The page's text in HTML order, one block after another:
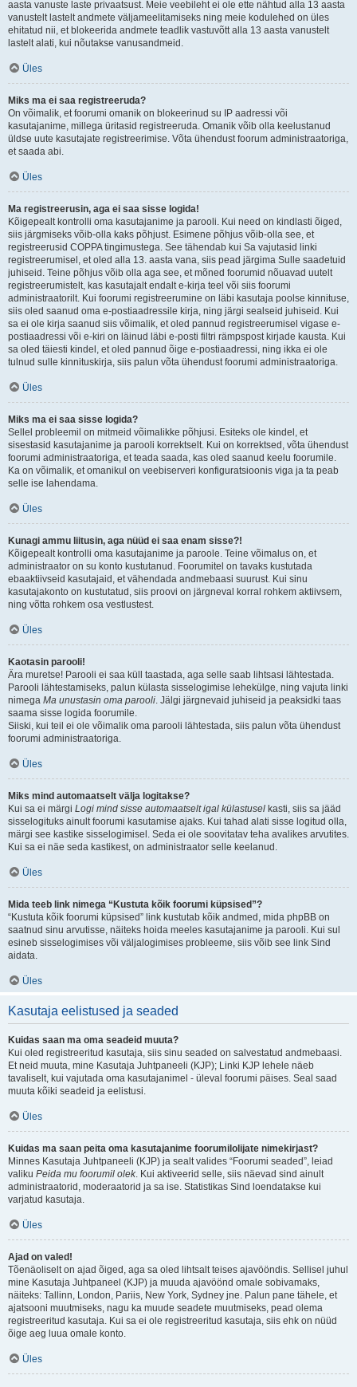
aasta vanuste laste privaatsust. Meie veebileht ei ole ette nähtud alla 13 aasta
vanustelt lastelt andmete väljameelitamiseks ning meie kodulehed on üles
ehitatud nii, et blokeerida andmete teadlik vastuvõtt alla 13 aasta vanustelt
lastelt alati, kui nõutakse vanusandmeid.
Üles
Miks ma ei saa registreeruda?
On võimalik, et foorumi omanik on blokeerinud su IP aadressi või
kasutajanime, millega üritasid registreeruda. Omanik võib olla keelustanud
üldse uute kasutajate registreerimise. Võta ühendust foorum administraatoriga,
et saada abi.
Üles
Ma registreerusin, aga ei saa sisse logida!
Kõigepealt kontrolli oma kasutajanime ja parooli. Kui need on kindlasti õiged,
siis järgmiseks võib-olla kaks põhjust. Esimene põhjus võib-olla see, et
registreerusid COPPA tingimustega. See tähendab kui Sa vajutasid linki
registreerumisel, et oled alla 13. aasta vana, siis pead järgima Sulle saadetuid
juhiseid. Teine põhjus võib olla aga see, et mõned foorumid nõuavad uutelt
registreerumistelt, kas kasutajalt endalt e-kirja teel või siis foorumi
administraatorilt. Kui foorumi registreerumine on läbi kasutaja poolse kinnituse,
siis oled saanud oma e-postiaadressile kirja, ning järgi sealseid juhiseid. Kui
sa ei ole kirja saanud siis võimalik, et oled pannud registreerumisel vigase e-
postiaadressi või e-kiri on läinud läbi e-posti filtri rämpspost kirjade kausta. Kui
sa oled täiesti kindel, et oled pannud õige e-postiaadressi, ning ikka ei ole
tulnud sulle kinnituskirja, siis palun võta ühendust foorumi administraatoriga.
Üles
Miks ma ei saa sisse logida?
Sellel probleemil on mitmeid võimalikke põhjusi. Esiteks ole kindel, et
sisestasid kasutajanime ja parooli korrektselt. Kui on korrektsed, võta ühendust
foorumi administraatoriga, et teada saada, kas oled saanud keelu foorumile.
Ka on võimalik, et omanikul on veebiserveri konfiguratsioonis viga ja ta peab
selle ise lahendama.
Üles
Kunagi ammu liitusin, aga nüüd ei saa enam sisse?!
Kõigepealt kontrolli oma kasutajanime ja paroole. Teine võimalus on, et
administraator on su konto kustutanud. Foorumitel on tavaks kustutada
ebaaktiivseid kasutajaid, et vähendada andmebaasi suurust. Kui sinu
kasutajakonto on kustutatud, siis proovi on järgneval korral rohkem aktiivsem,
ning võtta rohkem osa vestlustest.
Üles
Kaotasin parooli!
Ära muretse! Parooli ei saa küll taastada, aga selle saab lihtsasi lähtestada.
Parooli lähtestamiseks, palun külasta sisselogimise lehekülge, ning vajuta linki
nimega Ma unustasin oma parooli. Jälgi järgnevaid juhiseid ja peaksidki taas
saama sisse logida foorumile.
Siiski, kui teil ei ole võimalik oma parooli lähtestada, siis palun võta ühendust
foorumi administraatoriga.
Üles
Miks mind automaatselt välja logitakse?
Kui sa ei märgi Logi mind sisse automaatselt igal külastusel kasti, siis sa jääd
sisselogituks ainult foorumi kasutamise ajaks. Kui tahad alati sisse logitud olla,
märgi see kastike sisselogimisel. Seda ei ole soovitatav teha avalikes arvutites.
Kui sa ei näe seda kastikest, on administraator selle keelanud.
Üles
Mida teeb link nimega “Kustuta kõik foorumi küpsised”?
“Kustuta kõik foorumi küpsised” link kustutab kõik andmed, mida phpBB on
saatnud sinu arvutisse, näiteks hoida meeles kasutajanime ja parooli. Kui sul
esineb sisselogimises või väljalogimises probleeme, siis võib see link Sind
aidata.
Üles
Kasutaja eelistused ja seaded
Kuidas saan ma oma seadeid muuta?
Kui oled registreeritud kasutaja, siis sinu seaded on salvestatud andmebaasi.
Et neid muuta, mine Kasutaja Juhtpaneeli (KJP); Linki KJP lehele näeb
tavaliselt, kui vajutada oma kasutajanimel - üleval foorumi päises. Seal saad
muuta kõiki seadeid ja eelistusi.
Üles
Kuidas ma saan peita oma kasutajanime foorumilolijate nimekirjast?
Minnes Kasutaja Juhtpaneeli (KJP) ja sealt valides “Foorumi seaded”, leiad
valiku Peida mu foorumil olek. Kui aktiveerid selle, siis näevad sind ainult
administraatorid, moderaatorid ja sa ise. Statistikas Sind loendatakse kui
varjatud kasutaja.
Üles
Ajad on valed!
Tõenäoliselt on ajad õiged, aga sa oled lihtsalt teises ajavööndis. Sellisel juhul
mine Kasutaja Juhtpaneel (KJP) ja muuda ajavöönd omale sobivamaks,
näiteks: Tallinn, London, Pariis, New York, Sydney jne. Palun pane tähele, et
ajatsooni muutmiseks, nagu ka muude seadete muutmiseks, pead olema
registreeritud kasutaja. Kui sa ei ole registreeritud kasutaja, siis ehk on nüüd
õige aeg luua omale konto.
Üles